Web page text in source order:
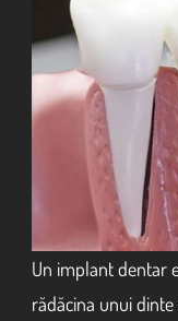
Un implant dentar
rădăcina unui